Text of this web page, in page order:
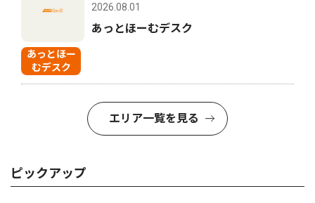
あっとほー
むデスク
2026.08.01
あっとほーむデスク
エリア一覧を見る
ピックアップ